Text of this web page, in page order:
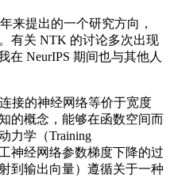
提出的一个研究方向，
有关 NTK 的讨论多次出现
在 NeurIPS 期间也与其他人
接的神经网络等价于宽度
的概念，能够在函数空间而
力学（Training
神经网络参数梯度下降的过
到输出向量）遵循关于一种